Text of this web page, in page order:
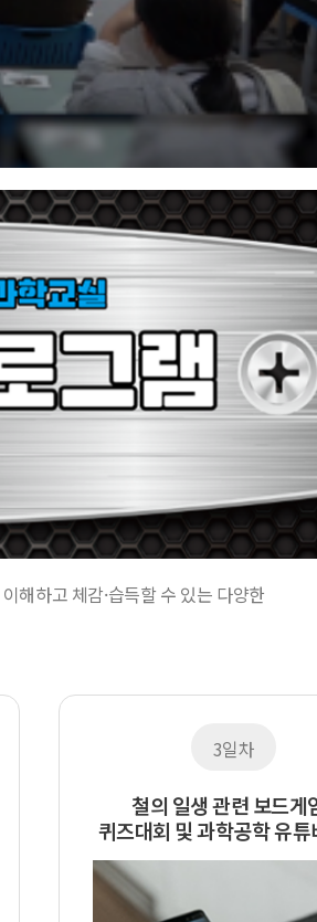
해하고 체감·습득할 수 있는 다양한
3일차
철의 일생 관련 보드
퀴즈대회 및 과학공학 유튜